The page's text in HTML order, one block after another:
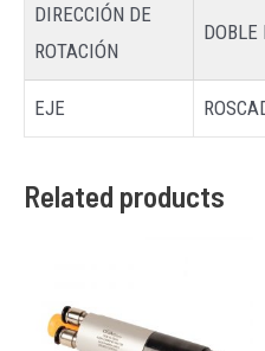
DIRECCIÓN DE
ROTACIÓN
DOBLE
EJE
Related products